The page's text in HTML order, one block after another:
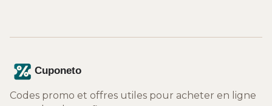
Codes promo et offres utiles pour acheter en ligne